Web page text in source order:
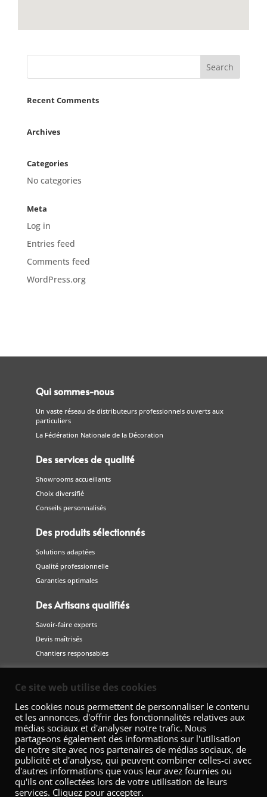
Recent Comments
Archives
Categories
No categories
Meta
Log in
Entries feed
Comments feed
WordPress.org
Qui sommes-nous
Un vaste réseau de distributeurs professionnels ouverts aux
particuliers
La Fédération Nationale de la Décoration
Des services de qualité
Showrooms accueillants
Choix diversifié
Conseils personnalisés
Des produits sélectionnés
Solutions adaptées
Qualité professionnelle
Garanties optimales
Des Artisans qualifiés
Savoir-faire experts
Devis maîtrisés
Chantiers responsables
Fédération Nationale de la Décoration – 42 Avenue Marceau 75008
Ce site web utilise des cookies
Les cookies nous permettent de personnaliser le contenu
et les annonces, d'offrir des fonctionnalités relatives aux
médias sociaux et d'analyser notre trafic. Nous
partageons également des informations sur l'utilisation
de notre site avec nos partenaires de médias sociaux, de
publicité et d'analyse, qui peuvent combiner celles-ci avec
d'autres informations que vous leur avez fournies ou
qu'ils ont collectées lors de votre utilisation de leurs
services. Cliquez pour accepter.